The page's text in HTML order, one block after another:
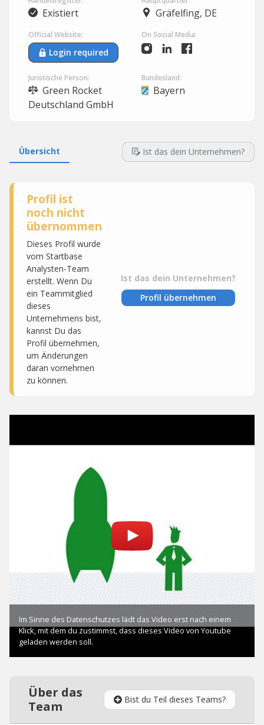
Existiert Gräfelfing, DE
Official Website:
Login required
On Social Media:
Juristische Person:
Green Rocket
Deutschland GmbH
Bundesland:
Bayern
Übersicht Ist das dein Unternehmen?
Profil ist
noch nicht
übernommen
Dieses Profil wurde
vom Startbase
Analysten-Team
erstellt. Wenn Du
ein Teammitglied
dieses
Unternehmens bist,
kannst Du das
Profil übernehmen,
um Änderungen
daran vornehmen
zu können.
Ist das dein Unternehmen?
Profil übernehmen
Über das
Team
Bist du Teil dieses Teams?